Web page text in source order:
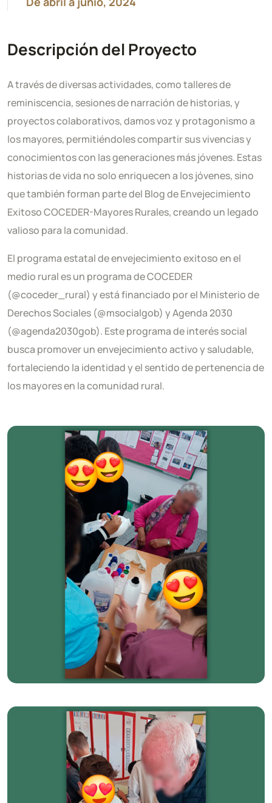
Descripción del Proyecto
A través de diversas actividades, como talleres de
reminiscencia, sesiones de narración de historias, y
proyectos colaborativos, damos voz y protagonismo a
los mayores, permitiéndoles compartir sus vivencias y
conocimientos con las generaciones más jóvenes. Estas
historias de vida no solo enriquecen a los jóvenes, sino
que también forman parte del Blog de Envejecimiento
Exitoso COCEDER-Mayores Rurales, creando un legado
valioso para la comunidad.
El programa estatal de envejecimiento exitoso en el
medio rural es un programa de COCEDER
(@coceder_rural) y está financiado por el Ministerio de
Derechos Sociales (@msocialgob) y Agenda 2030
(@agenda2030gob). Este programa de interés social
busca promover un envejecimiento activo y saludable,
fortaleciendo la identidad y el sentido de pertenencia de
los mayores en la comunidad rural.